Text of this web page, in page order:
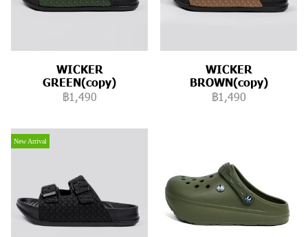
WICKER
GREEN(copy)
฿1,490
WICKER
BROWN(copy)
฿1,490
New Arrival